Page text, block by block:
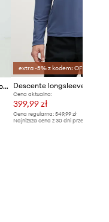
Viking komplet bielizny funkcyjnej Volcanic
extra -5% z kodem: OFF*
Cena aktualna:
399,99 zł
Cena regularna: 549,99 zł
Najniższa cena z 30 dni przed obniżką: